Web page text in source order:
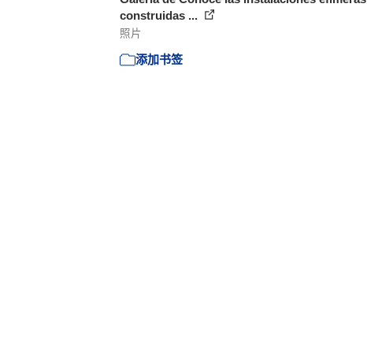
construidas ...
照片
添加书签